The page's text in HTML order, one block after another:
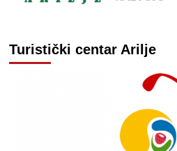
Turistički centar Arilje